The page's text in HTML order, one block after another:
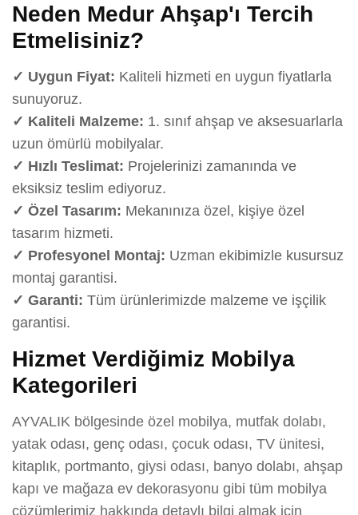
Neden Medur Ahşap'ı Tercih
Etmelisiniz?
✓ Uygun Fiyat: Kaliteli hizmeti en uygun fiyatlarla
sunuyoruz.
✓ Kaliteli Malzeme: 1. sınıf ahşap ve aksesuarlarla
uzun ömürlü mobilyalar.
✓ Hızlı Teslimat: Projelerinizi zamanında ve
eksiksiz teslim ediyoruz.
✓ Özel Tasarım: Mekanınıza özel, kişiye özel
tasarım hizmeti.
✓ Profesyonel Montaj: Uzman ekibimizle kusursuz
montaj garantisi.
✓ Garanti: Tüm ürünlerimizde malzeme ve işçilik
garantisi.
Hizmet Verdiğimiz Mobilya
Kategorileri
AYVALIK bölgesinde özel mobilya, mutfak dolabı,
yatak odası, genç odası, çocuk odası, TV ünitesi,
kitaplık, portmanto, giysi odası, banyo dolabı, ahşap
kapı ve mağaza ev dekorasyonu gibi tüm mobilya
çözümlerimiz hakkında detaylı bilgi almak için